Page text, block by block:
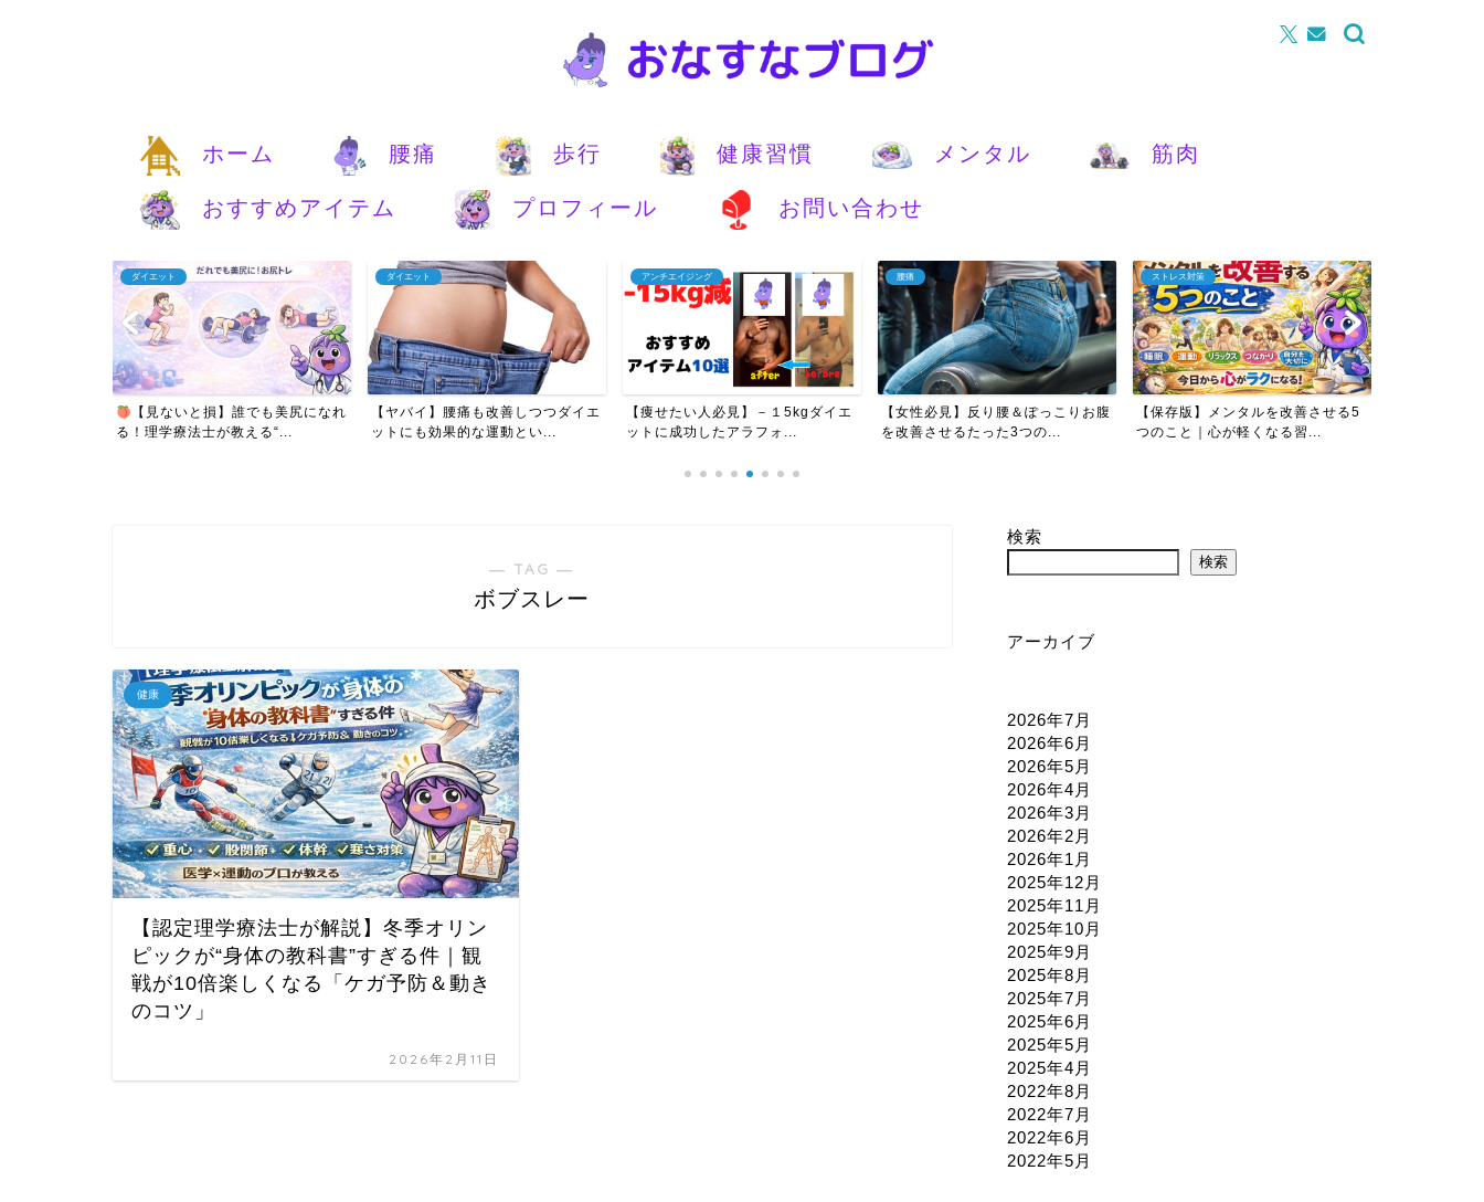
ホーム 腰痛 歩行 健康習慣 メンタル
筋肉
おすすめアイテム
プロフィール お問い合わせ
ダイエット
【ヤバイ】腰痛も改善しつつダイエ
ットにも効果的な運動とい...
アンチエイジング
【痩せたい人必見】－１5kgダイエ
ットに成功したアラフォ...
腰痛
【女性必見】反り腰＆ぽっこりお腹
を改善させるたった3つの...
ストレス対策
【保存版】メンタルを改善させる5
つのこと｜心が軽くなる習...
腰痛
【超初心者向け】腰痛は自分で治す
時代 計3万人以上治療実...
― TAG ―
ボブスレー
健康
【認定理学療法士が解説】冬季オリン
ピックが“身体の教科書”すぎる件｜観
戦が10倍楽しくなる「ケガ予防＆動き
のコツ」
2026年2月11日
検索
検索
アーカイブ
2026年7月
2026年6月
2026年5月
2026年4月
2026年3月
2026年2月
2026年1月
2025年12月
2025年11月
2025年10月
2025年9月
2025年8月
2025年7月
2025年6月
2025年5月
2025年4月
2022年8月
2022年7月
2022年6月
2022年5月